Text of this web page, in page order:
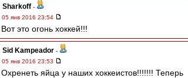
Sharkoff -
05 янв 2016 23:54
Вот это огонь хоккей!!!
Sid Kampeador -
05 янв 2016 23:53
Охренеть яйца у наших хоккеистов!!!!!!! Теперь